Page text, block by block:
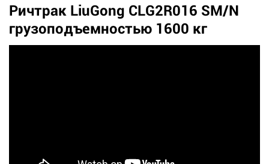
Ричтрак LiuGong CLG2R016 SM/N
грузоподъемностью 1600 кг